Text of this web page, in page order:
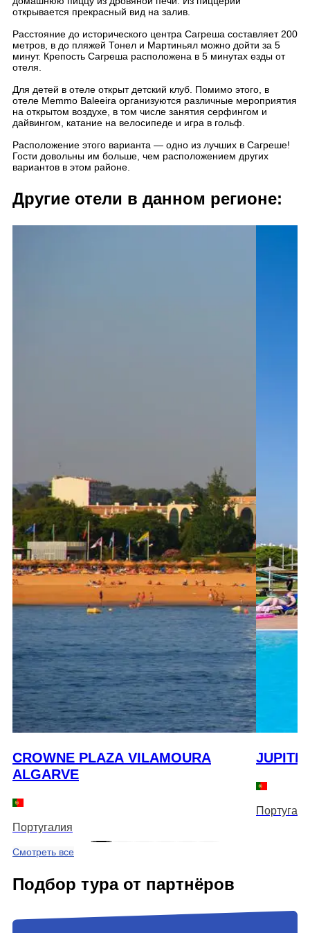
открывается прекрасный вид на залив.
Расстояние до исторического центра Сагреша составляет 200
метров, в до пляжей Тонел и Мартиньял можно дойти за 5
минут. Крепость Сагреша расположена в 5 минутах езды от
отеля.
Для детей в отеле открыт детский клуб. Помимо этого, в
отеле Memmo Baleeira организуются различные мероприятия
на открытом воздухе, в том числе занятия серфингом и
дайвингом, катание на велосипеде и игра в гольф.
Расположение этого варианта — одно из лучших в Сагреше!
Гости довольны им больше, чем расположением других
вариантов в этом районе.
Другие отели в данном регионе:
CROWNE PLAZA VILAMOURA
ALGARVE
Португалия
Смотреть все
Подбор тура от партнёров